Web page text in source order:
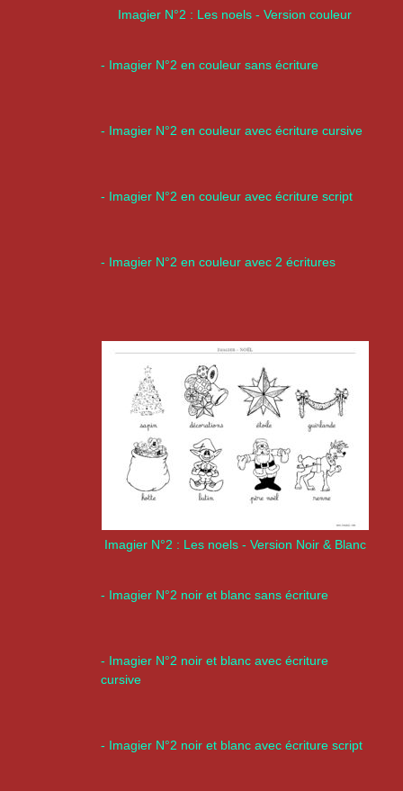
Imagier N°2 : Les noels - Version couleur
- Imagier N°2 en couleur sans écriture
- Imagier N°2 en couleur avec écriture cursive
- Imagier N°2 en couleur avec écriture script
- Imagier N°2 en couleur avec 2 écritures
Imagier N°2 : Les noels - Version Noir & Blanc
- Imagier N°2 noir et blanc sans écriture
- Imagier N°2 noir et blanc avec écriture
cursive
- Imagier N°2 noir et blanc avec écriture script